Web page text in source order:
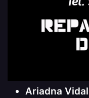
Ariadna Vidal